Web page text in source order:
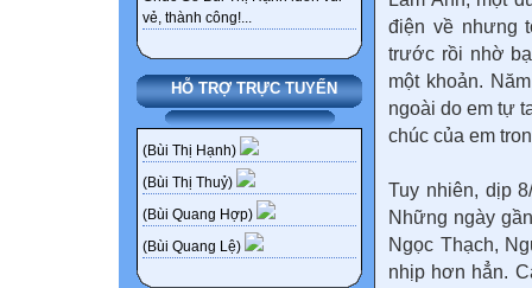
vẻ, thành công!...
HỖ TRỢ TRỰC TUYẾN
(Bùi Thị Hạnh)
(Bùi Thị Thuỷ)
(Bùi Quang Hợp)
(Bùi Quang Lệ)
điện về nhưng
trước rồi nhờ
một khoản.
ngoài do em tự
chúc của em
Tuy nhiên, dịp
Những ngày
Ngọc Thạch,
nhịp hơn hẳn.